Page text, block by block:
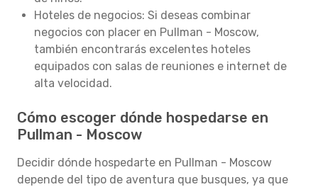
Hoteles de negocios: Si deseas combinar
negocios con placer en Pullman - Moscow,
también encontrarás excelentes hoteles
equipados con salas de reuniones e internet de
alta velocidad.
Cómo escoger dónde hospedarse en
Pullman - Moscow
Decidir dónde hospedarte en Pullman - Moscow
depende del tipo de aventura que busques, ya que